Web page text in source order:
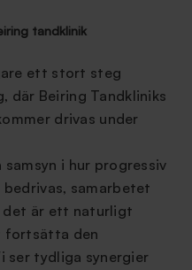
tandklinik
ett stort steg
där Beiring Tandkliniks
drivas under
i hur progressiv
samarbetet
det är ett naturligt
fortsätta den
ser tydliga synergier